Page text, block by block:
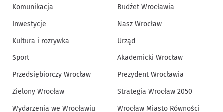
Komunikacja
Inwestycje
Kultura i rozrywka
Sport
Przedsiębiorczy Wrocław
Zielony Wrocław
Wydarzenia we Wrocławiu
Budżet Wrocławia
Nasz Wrocław
Urząd
Akademicki Wrocław
Prezydent Wrocławia
Strategia Wrocław 2050
Wrocław Miasto Równości